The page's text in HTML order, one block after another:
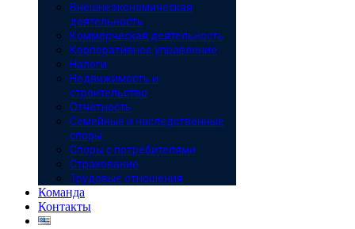
Внешнеэкономическая
деятельность
Коммерческая деятельность
Корпоративное управление
Налоги
Недвижимость и
строительство
Отчётность
Семейные и наследственные
споры
Споры с потребителями
Страхование
Трудовые отношения
Команда
Контакты